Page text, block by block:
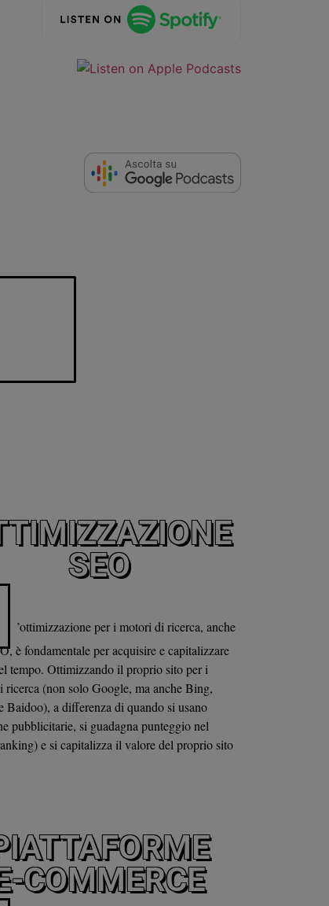
SEO
’ottimizzazione per i motori di ricerca, anche
è fondamentale per acquisire e capitalizzare
tempo. Ottimizzando il proprio sito per i
ricerca (non solo Google, ma anche Bing,
Baidoo), a differenza di quando si usano
pubblicitarie, si guadagna punteggio nel
e si capitalizza il valore del proprio sito
COMMERCE